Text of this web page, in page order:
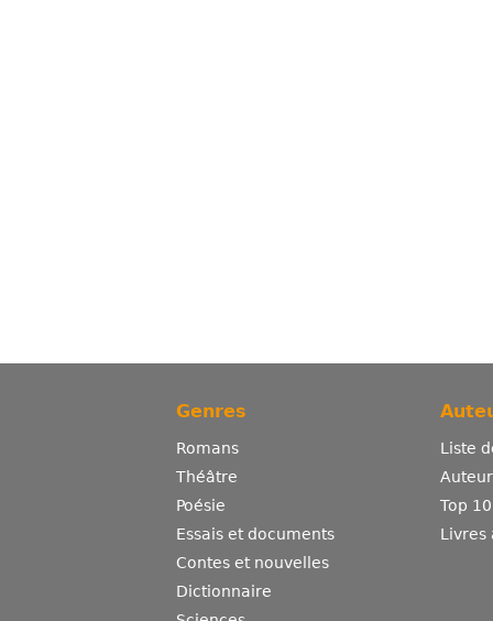
Genres
Romans
Théâtre
Poésie
Essais et documents
Contes et nouvelles
Dictionnaire
Liste
Top
Livres